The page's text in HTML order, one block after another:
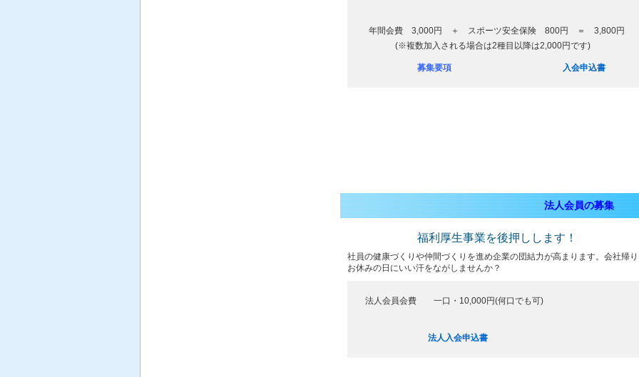
年間会費 3,000円 ＋ スポーツ安全保険 800円 ＝ 3,800円
(※複数加入される場合は2種目以降は2,000円です)
募集要項 入会申込書
法人会員の募集
福利厚生事業を後押しします！
社員の健康づくりや仲間づくりを進め企業の団結力が高まります。会社帰
お休みの日にいい汗をながしませんか？
法人会員会費 一口・10,000円(何口でも可)
法人入会申込書